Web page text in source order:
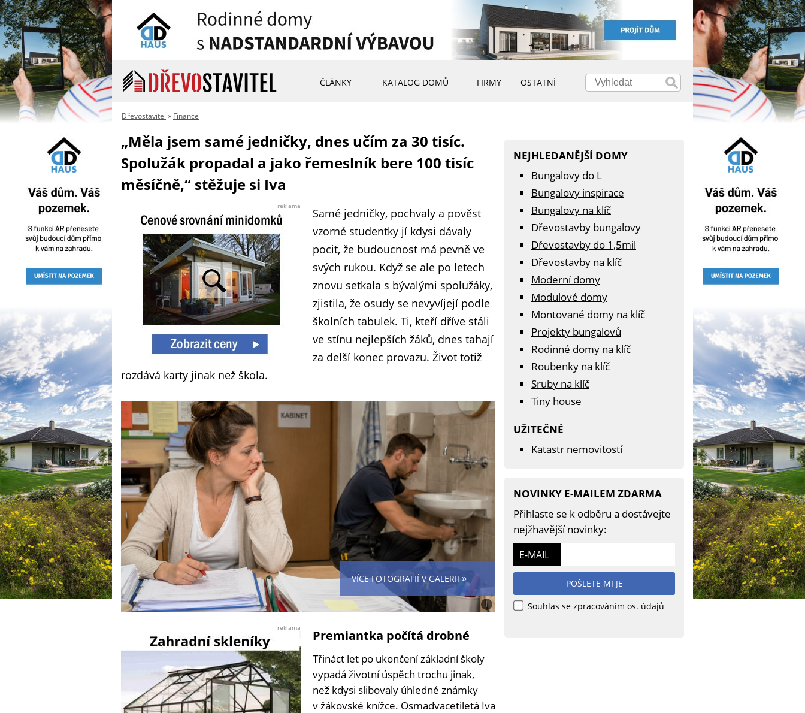
ČLÁNKY KATALOG DOMŮ FIRMY OSTATNÍ
Dřevostavitel » Finance
„Měla jsem samé jedničky, dnes učím za 30 tisíc.
Spolužák propadal a jako řemeslník bere 100 tisíc
měsíčně,“ stěžuje si Iva
reklama
Samé jedničky, pochvaly a pověst
vzorné studentky jí kdysi dávaly
pocit, že budoucnost má pevně ve
svých rukou. Když se ale po letech
znovu setkala s bývalými spolužáky,
zjistila, že osudy se nevyvíjejí podle
školních tabulek. Ti, kteří dříve stáli
ve stínu nejlepších žáků, dnes tahají
za delší konec provazu. Život totiž
rozdává karty jinak než škola.
VÍCE FOTOGRAFIÍ V GALERII»
i
Foto:
reklama Premiantka počítá drobné
Třináct let po ukončení základní školy
vypadá životní úspěch trochu jinak,
než kdysi slibovaly úhledné známky
v žákovské knížce. Osmadvacetiletá Iva
NEJHLEDANĚJŠÍ DOMY
Bungalovy do L
Bungalovy inspirace
Bungalovy na klíč
Dřevostavby bungalovy
Dřevostavby do 1,5mil
Dřevostavby na klíč
Moderní domy
Modulové domy
Montované domy na klíč
Projekty bungalovů
Rodinné domy na klíč
Roubenky na klíč
Sruby na klíč
Tiny house
UŽITEČNÉ
Katastr nemovitostí
NOVINKY E-MAILEM ZDARMA
Přihlaste se k odběru a dostávejte
nejžhavější novinky:
E-MAIL
POŠLETE MI JE
Souhlas se zpracováním os. údajů